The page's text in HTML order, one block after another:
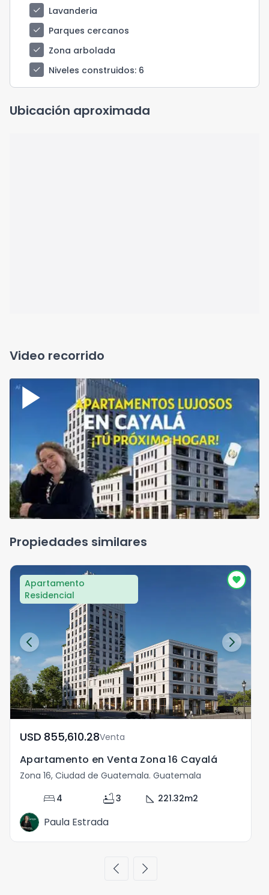
check
Lavanderia
check
Parques cercanos
check
Zona arbolada
check
Niveles construidos: 6
Ubicación aproximada
Video recorrido
Propiedades similares
Apartamento
Residencial
USD	855,610.28Venta
Apartamento en Venta Zona 16 Cayalá
Zona 16, Ciudad de Guatemala. Guatemala
bed 4 bathtub3 square_foot 221.32m2
Paula Estrada
chevron_left chevron_right